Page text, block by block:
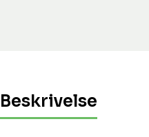
Beskrivelse